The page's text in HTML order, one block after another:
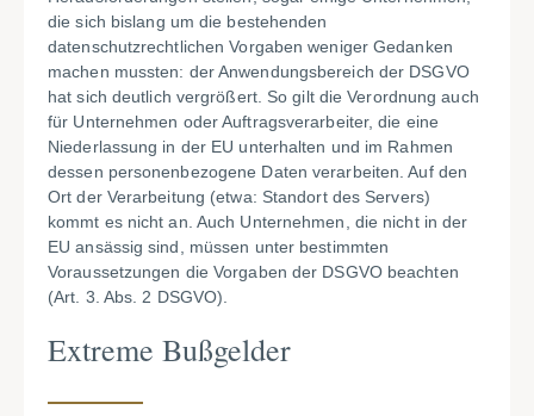
die sich bislang um die bestehenden
datenschutzrechtlichen Vorgaben weniger Gedanken
machen mussten: der Anwendungsbereich der DSGVO
hat sich deutlich vergrößert. So gilt die Verordnung auch
für Unternehmen oder Auftragsverarbeiter, die eine
Niederlassung in der EU unterhalten und im Rahmen
dessen personenbezogene Daten verarbeiten. Auf den
Ort der Verarbeitung (etwa: Standort des Servers)
kommt es nicht an. Auch Unternehmen, die nicht in der
EU ansässig sind, müssen unter bestimmten
Voraussetzungen die Vorgaben der DSGVO beachten
(Art. 3. Abs. 2 DSGVO).
Extreme Bußgelder